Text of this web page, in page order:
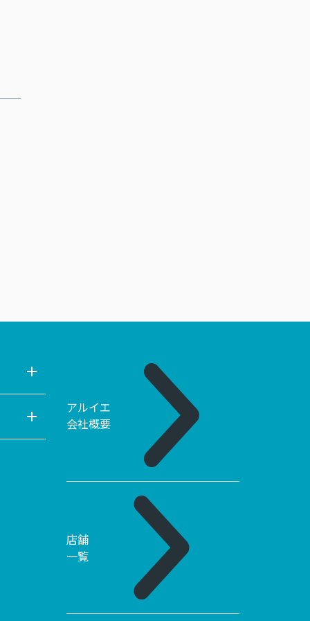
アルイエ
会社概要
店舗
一覧